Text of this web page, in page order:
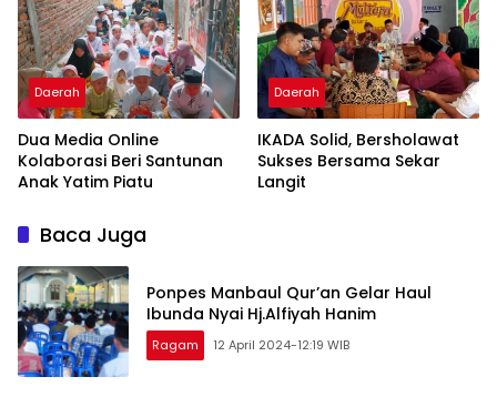
Daerah
Dua Media Online
Kolaborasi Beri Santunan
Anak Yatim Piatu
Daerah
IKADA Solid, Bersholawat
Sukses Bersama Sekar
Langit
Baca Juga
Ponpes Manbaul Qur’an Gelar Haul
Ibunda Nyai Hj.Alfiyah Hanim
Ragam 12 April 2024-12:19 WIB